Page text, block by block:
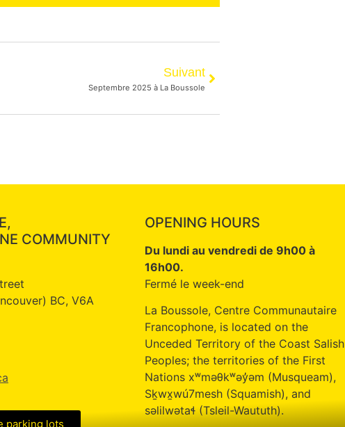
Suivant
Septembre 2025 à La Boussole
COMMUNITY
BC, V6A
parking lots
OPENING HOURS
Du lundi au vendredi de 9h00 à
16h00.
Fermé le week-end
La Boussole, Centre Communautaire
Francophone, is located on the
Unceded Territory of the Coast Salish
Peoples; the territories of the First
Nations xʷməθkʷəy̓əm (Musqueam),
Sḵwx̱wú7mesh (Squamish), and
səlilwətaɬ (Tsleil-Waututh).